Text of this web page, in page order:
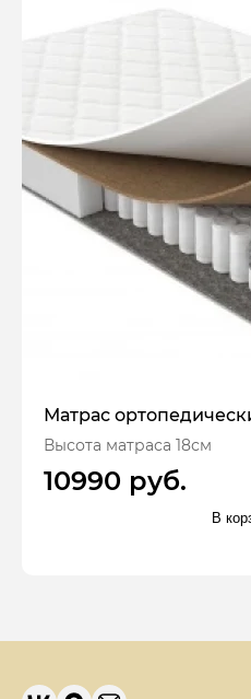
Матрас
Высота матраса 18см
10990 руб.
В